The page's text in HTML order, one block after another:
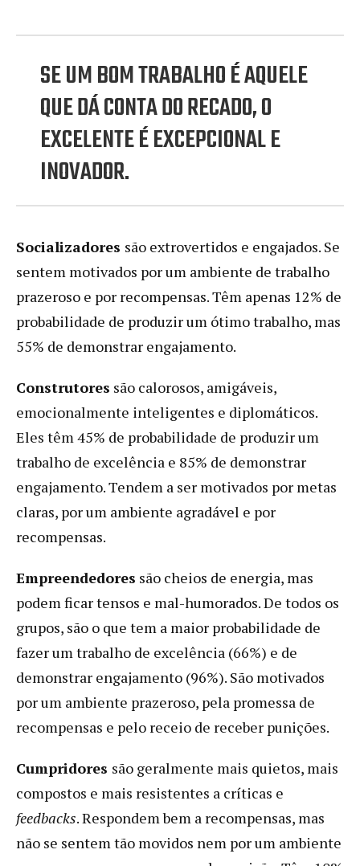
SE UM BOM TRABALHO É AQUELE
QUE DÁ CONTA DO RECADO, O
EXCELENTE É EXCEPCIONAL E
INOVADOR.
Socializadores são extrovertidos e engajados. Se
sentem motivados por um ambiente de trabalho
prazeroso e por recompensas. Têm apenas 12% de
probabilidade de produzir um ótimo trabalho, mas
55% de demonstrar engajamento.
Construtores são calorosos, amigáveis,
emocionalmente inteligentes e diplomáticos.
Eles têm 45% de probabilidade de produzir um
trabalho de excelência e 85% de demonstrar
engajamento. Tendem a ser motivados por metas
claras, por um ambiente agradável e por
recompensas.
Empreendedores são cheios de energia, mas
podem ficar tensos e mal-humorados. De todos os
grupos, são o que tem a maior probabilidade de
fazer um trabalho de excelência (66%) e de
demonstrar engajamento (96%). São motivados
por um ambiente prazeroso, pela promessa de
recompensas e pelo receio de receber punições.
Cumpridores são geralmente mais quietos, mais
compostos e mais resistentes a críticas e
feedbacks. Respondem bem a recompensas, mas
não se sentem tão movidos nem por um ambiente